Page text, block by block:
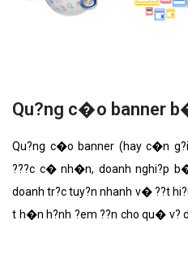
Qu?ng c�o banner
Qu?ng c�o banner (hay c�n
???c c� nh�n, doanh nghi?p
doanh tr?c tuy?n nhanh v� ??t
t h�n h?nh ?em ??n cho qu� v?